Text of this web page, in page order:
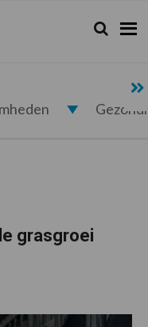
Zoeken...
Zoek
grasgroei